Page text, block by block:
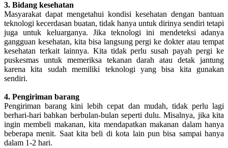
3. Bidang kesehatan
Masyarakat dapat mengetahui kondisi kesehatan dengan bantuan
teknologi kecerdasan buatan, tidak hanya untuk dirinya sendiri tetapi
juga untuk keluarganya. Jika teknologi ini mendeteksi adanya
gangguan kesehatan, kita bisa langsung pergi ke dokter atau tempat
kesehatan terkait lainnya. Kita tidak perlu susah payah pergi ke
puskesmas untuk memeriksa tekanan darah atau detak jantung
karena kita sudah memiliki teknologi yang bisa kita gunakan
sendiri.
4. Pengiriman barang
Pengiriman barang kini lebih cepat dan mudah, tidak perlu lagi
berhari-hari bahkan berbulan-bulan seperti dulu. Misalnya, jika kita
ingin membeli makanan, kita mendapatkan makanan dalam hanya
beberapa menit. Saat kita beli di kota lain pun bisa sampai hanya
dalam 1-2 hari.